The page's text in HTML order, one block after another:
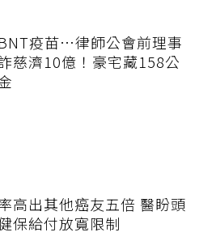
疫苗…律師公會前理事
慈濟10億！豪宅藏158公
高出其他癌友五倍 醫盼頭
保給付放寬限制